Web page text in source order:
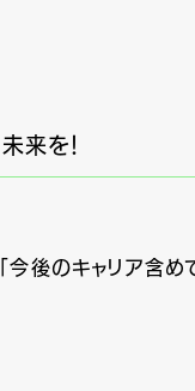
来を！
今後のキャリア含